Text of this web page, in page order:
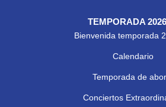
TEMPORADA
Bienvenida temporada
Calendario
Temporada de
Conciertos